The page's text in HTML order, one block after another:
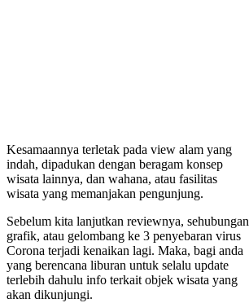
Kesamaannya terletak pada view alam yang
indah, dipadukan dengan beragam konsep
wisata lainnya, dan wahana, atau fasilitas
wisata yang memanjakan pengunjung.
Sebelum kita lanjutkan reviewnya, sehubungan
grafik, atau gelombang ke 3 penyebaran virus
Corona terjadi kenaikan lagi. Maka, bagi anda
yang berencana liburan untuk selalu update
terlebih dahulu info terkait objek wisata yang
akan dikunjungi.